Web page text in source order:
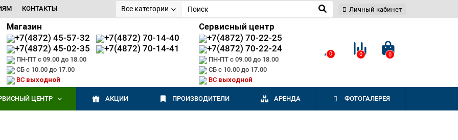
КОНТАКТЫ Все категории Личный кабинет
Магазин
+7(4872) 45-57-32
+7(4872) 70-14-40
+7(4872) 45-02-35
+7(4872) 70-14-41
ПН-ПТ с 09.00 до 18.00
СБ с 10.00 до 17.00
ВС выходной
Сервисный центр
+7(4872) 70-22-25
+7(4872) 70-22-24
ПН-ПТ с 09.00 до 18.00
СБ с 10.00 до 17.00
ВС выходной
0 0 0
ЦЕНТР АКЦИИ ПРОИЗВОДИТЕЛИ АРЕНДА ФОТОГАЛЕРЕЯ